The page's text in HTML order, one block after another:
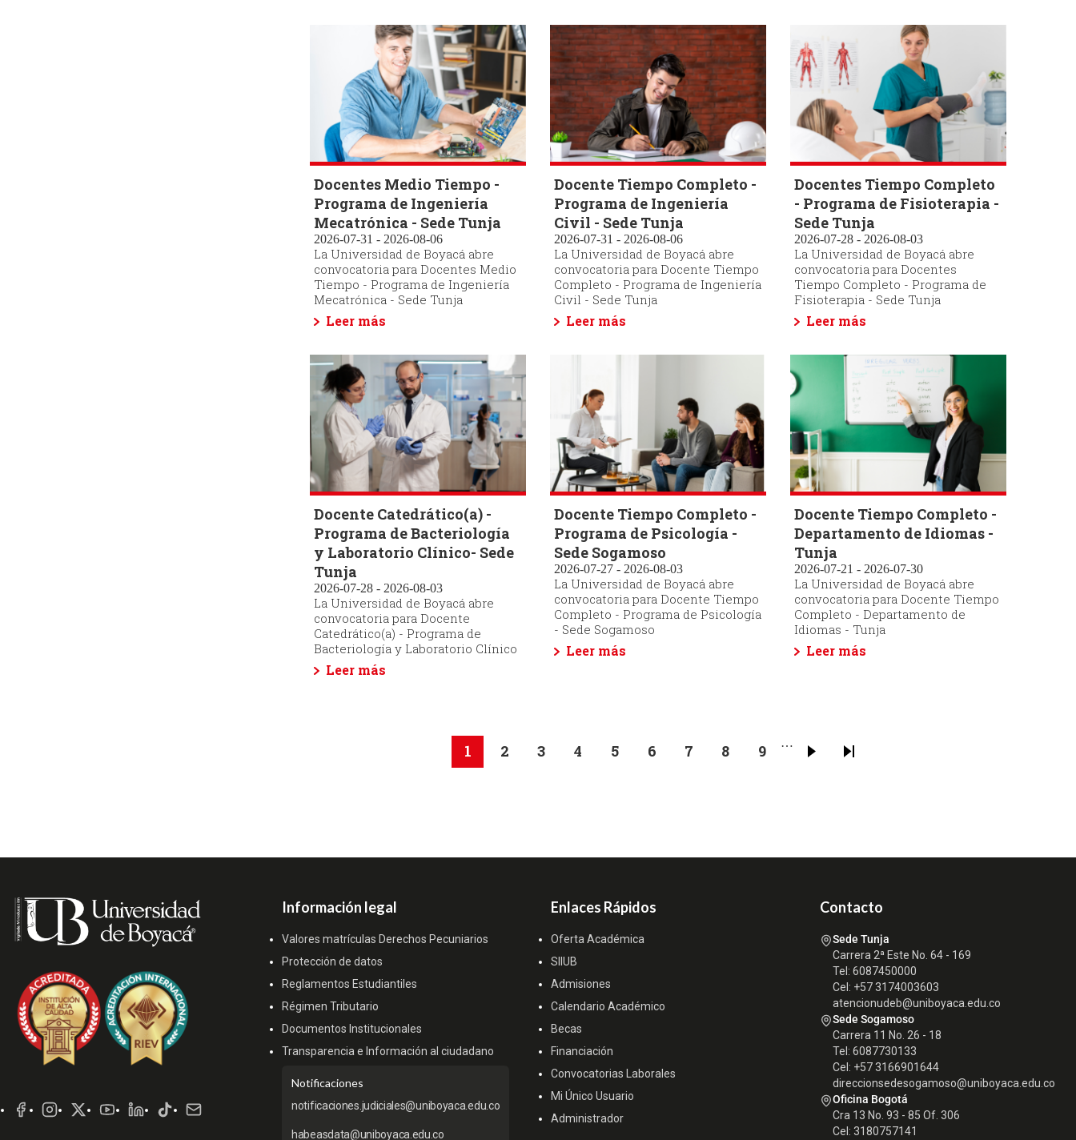
Docentes Medio Tiempo -
Programa de Ingeniería
Mecatrónica - Sede Tunja
2026-07-31 - 2026-08-06
La Universidad de Boyacá abre
convocatoria para Docentes Medio
Tiempo - Programa de Ingeniería
Mecatrónica - Sede Tunja
Leer más
Docente Tiempo Completo -
Programa de Ingeniería
Civil - Sede Tunja
2026-07-31 - 2026-08-06
La Universidad de Boyacá abre
convocatoria para Docente Tiempo
Completo - Programa de Ingeniería
Civil - Sede Tunja
Leer más
Docentes Tiempo Completo
- Programa de Fisioterapia -
Sede Tunja
2026-07-28 - 2026-08-03
La Universidad de Boyacá abre
convocatoria para Docentes
Tiempo Completo - Programa de
Fisioterapia - Sede Tunja
Leer más
Docente Catedrático(a) -
Programa de Bacteriología
y Laboratorio Clínico- Sede
Tunja
2026-07-28 - 2026-08-03
La Universidad de Boyacá abre
convocatoria para Docente
Catedrático(a) - Programa de
Bacteriología y Laboratorio Clínico
Leer más
Docente Tiempo Completo -
Programa de Psicología -
Sede Sogamoso
2026-07-27 - 2026-08-03
La Universidad de Boyacá abre
convocatoria para Docente Tiempo
Completo - Programa de Psicología
- Sede Sogamoso
Leer más
Docente Tiempo Completo -
Departamento de Idiomas -
Tunja
2026-07-21 - 2026-07-30
La Universidad de Boyacá abre
convocatoria para Docente Tiempo
Completo - Departamento de
Idiomas - Tunja
Leer más
Página
1 Page
2 Page
3 Page
4 Page
5 Page
6 Page
7 Page
8 Page
9 …
Sociales
Información legal
Valores matrículas Derechos Pecuniarios
Protección de datos
Reglamentos Estudiantiles
Régimen Tributario
Documentos Institucionales
Transparencia e Información al ciudadano
Notificaciones
notificaciones.judiciales@uniboyaca.edu.co
habeasdata@uniboyaca.edu.co
Enlaces Rápidos
Oferta Académica
SIIUB
Admisiones
Calendario Académico
Becas
Financiación
Convocatorias Laborales
Mi Único Usuario
Administrador
Contacto
Sede Tunja
Carrera 2ª Este No. 64 - 169
Tel: 6087450000
Cel: +57 3174003603
atencionudeb@uniboyaca.edu.co
Sede Sogamoso
Carrera 11 No. 26 - 18
Tel: 6087730133
Cel: +57 3166901644
direccionsedesogamoso@uniboyaca.edu.co
Oficina Bogotá
Cra 13 No. 93 - 85 Of. 306
Cel: 3180757141